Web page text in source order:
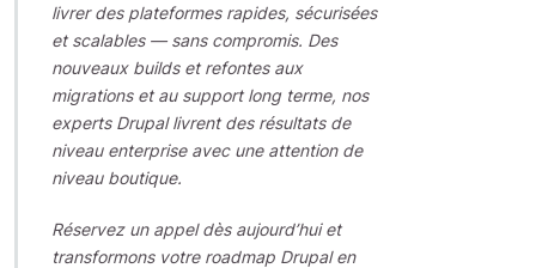
livrer des plateformes rapides, sécurisées
et scalables — sans compromis. Des
nouveaux builds et refontes aux
migrations et au support long terme, nos
experts Drupal livrent des résultats de
niveau enterprise avec une attention de
niveau boutique.
Réservez un appel dès aujourd’hui et
transformons votre roadmap Drupal en